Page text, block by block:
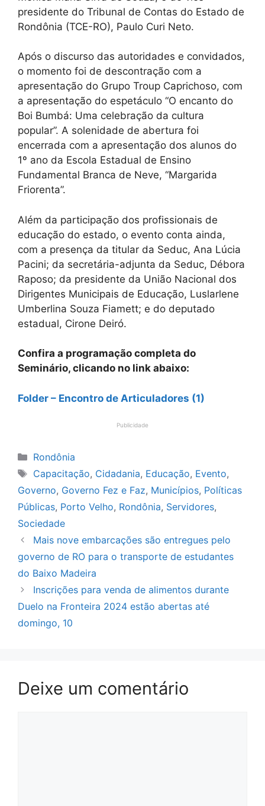
presidente do Tribunal de Contas do Estado de
Rondônia (TCE-RO), Paulo Curi Neto.
Após o discurso das autoridades e convidados,
o momento foi de descontração com a
apresentação do Grupo Troup Caprichoso, com
a apresentação do espetáculo “O encanto do
Boi Bumbá: Uma celebração da cultura
popular”. A solenidade de abertura foi
encerrada com a apresentação dos alunos do
1º ano da Escola Estadual de Ensino
Fundamental Branca de Neve, “Margarida
Friorenta”.
Além da participação dos profissionais de
educação do estado, o evento conta ainda,
com a presença da titular da Seduc, Ana Lúcia
Pacini; da secretária-adjunta da Seduc, Débora
Raposo; da presidente da União Nacional dos
Dirigentes Municipais de Educação, Luslarlene
Umberlina Souza Fiamett; e do deputado
estadual, Cirone Deiró.
Confira a programação completa do
Seminário, clicando no link abaixo:
Folder – Encontro de Articuladores (1)
Publicidade
Categorias
Rondônia
Tags
Capacitação, Cidadania, Educação, Evento,
Governo, Governo Fez e Faz, Municípios, Políticas
Públicas, Porto Velho, Rondônia, Servidores,
Sociedade
Mais nove embarcações são entregues pelo
governo de RO para o transporte de estudantes
do Baixo Madeira
Inscrições para venda de alimentos durante
Duelo na Fronteira 2024 estão abertas até
domingo, 10
Deixe um comentário